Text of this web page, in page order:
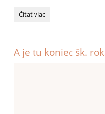
SLÁVNOSTNÉ
Čítať viac
A je tu koniec šk.